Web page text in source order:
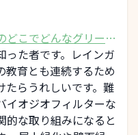
どこでどんなグリーン
った者です。レインガ
教育とも連続するため
たらうれしいです。難
イオジオフィルターな
的な取り組みになると